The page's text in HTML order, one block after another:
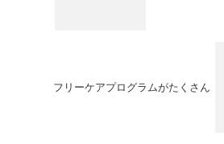
フリーケアプログラムがたくさん